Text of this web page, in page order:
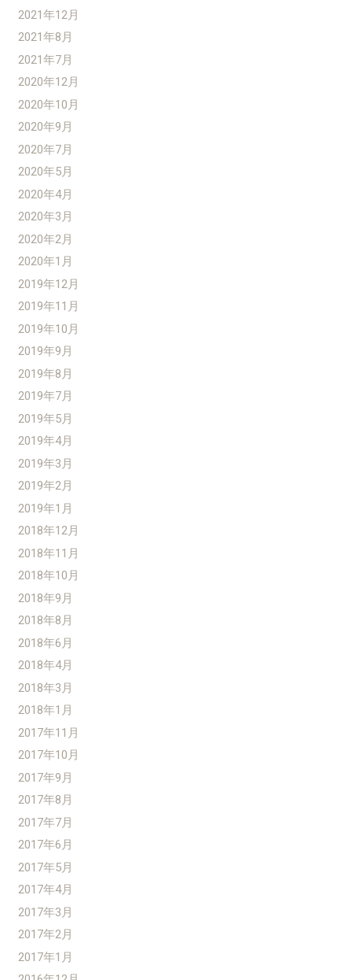
2021年12月
2021年8月
2021年7月
2020年12月
2020年10月
2020年9月
2020年7月
2020年5月
2020年4月
2020年3月
2020年2月
2020年1月
2019年12月
2019年11月
2019年10月
2019年9月
2019年8月
2019年7月
2019年5月
2019年4月
2019年3月
2019年2月
2019年1月
2018年12月
2018年11月
2018年10月
2018年9月
2018年8月
2018年6月
2018年4月
2018年3月
2018年1月
2017年11月
2017年10月
2017年9月
2017年8月
2017年7月
2017年6月
2017年5月
2017年4月
2017年3月
2017年2月
2017年1月